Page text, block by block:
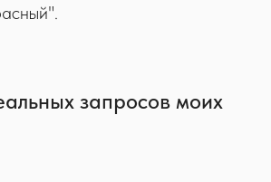
запросов моих